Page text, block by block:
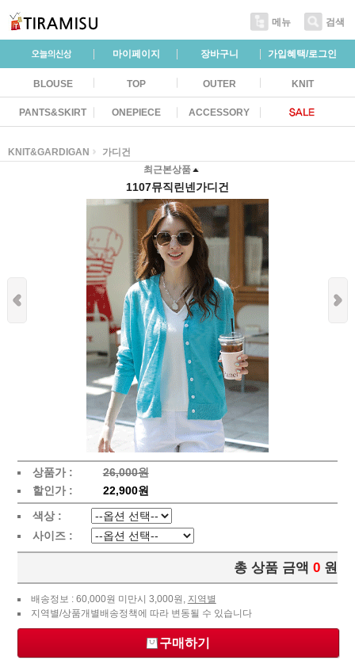
메뉴 검색
마이페이지 장바구니 가입혜택/로그인
BLOUSE TOP OUTER KNIT
PANTS&SKIRT ONEPIECE ACCESSORY
KNIT&GARDIGAN
가디건
최근본상품
1107뮤직린넨가디건
상품가 :
26,000원
할인가 :
22,900원
색상 :
사이즈 :
총 상품 금액 0 원
배송정보 : 60,000원 미만시 3,000원, 지역별
지역별/상품개별배송정책에 따라 변동될 수 있습니다
구매하기